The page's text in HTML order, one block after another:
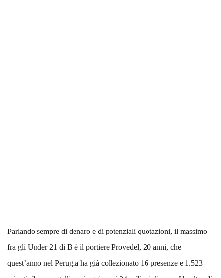
Parlando sempre di denaro e di potenziali quotazioni, il massimo
fra gli Under 21 di B è il portiere Provedel, 20 anni, che
quest’anno nel Perugia ha già collezionato 16 presenze e 1.523